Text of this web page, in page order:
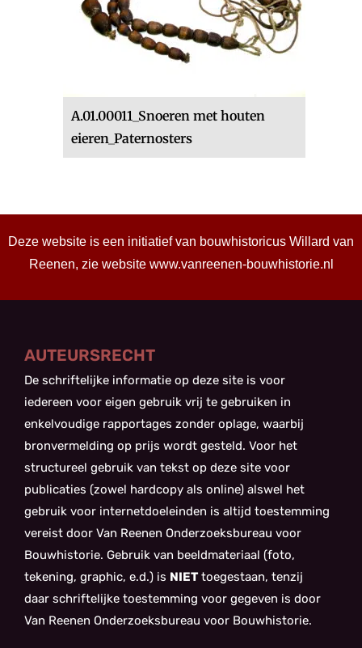
A.01.00011_Snoeren met houten
eieren_Paternosters
Deze website is een initiatief van bouwhistoricus Willard van
Reenen, zie website www.vanreenen-bouwhistorie.nl
AUTEURSRECHT
De schriftelijke informatie op deze site is voor
iedereen voor eigen gebruik vrij te gebruiken in
enkelvoudige rapportages zonder oplage, waarbij
bronvermelding op prijs wordt gesteld. Voor het
structureel gebruik van tekst op deze site voor
publicaties (zowel hardcopy als online) alswel het
gebruik voor internetdoeleinden is altijd toestemming
vereist door Van Reenen Onderzoeksbureau voor
Bouwhistorie. Gebruik van beeldmateriaal (foto,
tekening, graphic, e.d.) is NIETtoegestaan, tenzij
daar schriftelijke toestemming voor gegeven is door
Van Reenen Onderzoeksbureau voor Bouwhistorie.